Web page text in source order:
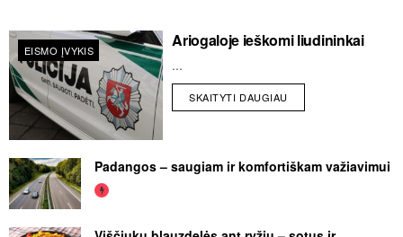
EISMO ĮVYKIS Ariogaloje ieškomi liudininkai
...
SKAITYTI DAUGIAU
Padangos – saugiam ir komfortiškam važiavimui